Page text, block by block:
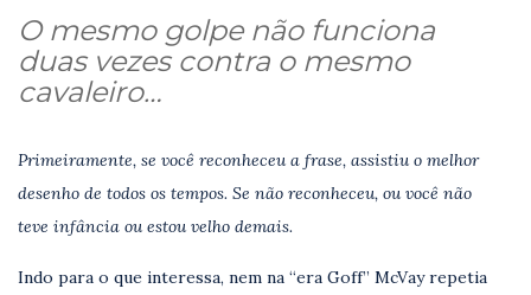
O mesmo golpe não funciona
duas vezes contra o mesmo
cavaleiro…
Primeiramente, se você reconheceu a frase, assistiu o melhor
desenho de todos os tempos. Se não reconheceu, ou você não
teve infância ou estou velho demais.
Indo para o que interessa, nem na “era Goff” McVay repetia